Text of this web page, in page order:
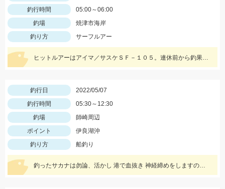
釣行時間
05:00～06:00
釣場
焼津市海岸
釣り方
サーフルアー
ヒットルアーはアイマ／サスケＳＦ－１０５。連休前から釣果が続いています！
釣行日
2022/05/07
釣行時間
05:30～12:30
釣場
師崎周辺
ポイント
伊良湖沖
釣り方
船釣り
釣ったサカナは勿論、活かし 港で血抜き 神経締めをしますので旨さ 食感が違い過ぎますッ(°▽°)b